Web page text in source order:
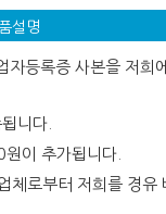
설명
등록증 사본을 저희
니다.
이 추가됩니다.
체로부터 저희를 경